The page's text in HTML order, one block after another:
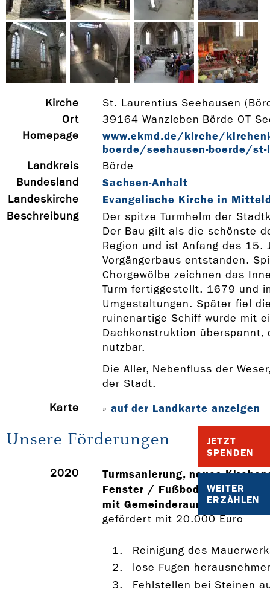
JETZT
SPENDEN
WEITER
ERZÄHLEN
Kirche
St. Laurentius Seehausen
Ort
39164 Wanzleben-Börde OT
Homepage
www.ekmd.de/kirche/
boerde/seehausen-­boerde/
Landkreis
Börde
Bundesland
Sachsen-Anhalt
Landeskirche Evangelische Kirche in
Beschreibung
Der spitze Turmhelm der
Der Bau gilt als die schönste
Region und ist Anfang des 15.
Vorgängerbaus entstanden.
Chorgewölbe zeichnen das
Turm fertiggestellt. 1679 und
Umgestaltungen. Später fiel
ruinenartige Schiff wurde mit
Dachkonstruktion überspannt,
nutzbar.
Die Aller, Nebenfluss der
der Stadt.
Karte
» auf der Landkarte anzeigen
Unsere Förderungen
2020
Turmsanierung, neues
Fenster / Fußboden / Innen-
mit Gemeinderaum, WC
gefördert mit 20.000 Euro
Reinigung des
lose Fugen
Fehlstellen bei Steinen